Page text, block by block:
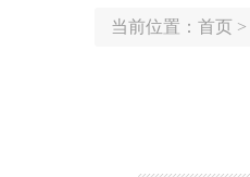
当前位置： 首页 >